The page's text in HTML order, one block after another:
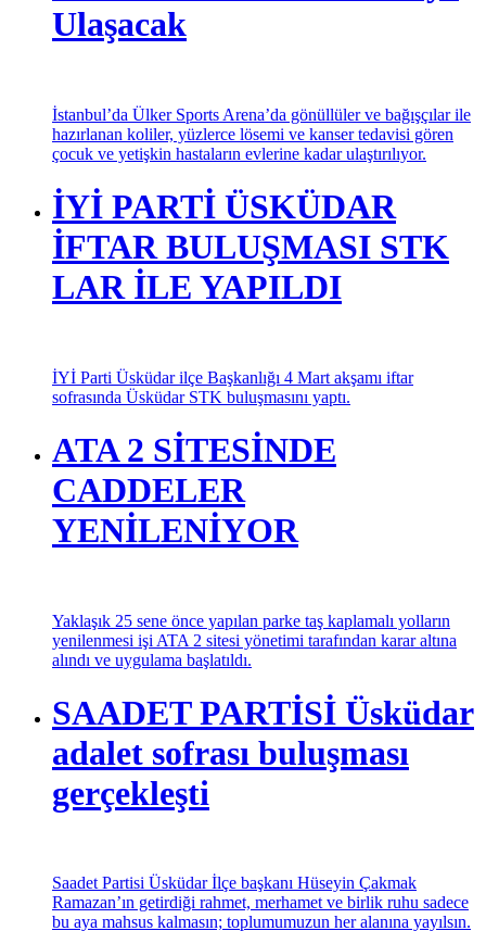
Hazırlanan Gıda Paketleri
Ulaşacak
İstanbul’da Ülker Sports Arena’da gönüllüler ve bağışçılar ile
hazırlanan koliler, yüzlerce lösemi ve kanser tedavisi gören
çocuk ve yetişkin hastaların evlerine kadar ulaştırılıyor.
İYİ PARTİ ÜSKÜDAR
LAR İLE YAPILDI
İYİ Parti Üsküdar ilçe Başkanlığı 4 Mart akşamı iftar
sofrasında Üsküdar STK buluşmasını yaptı.
CADDELER
YENİLENİYOR
Yaklaşık 25 sene önce yapılan parke taş kaplamalı yolların
yenilenmesi işi ATA 2 sitesi yönetimi tarafından karar altına
alındı ve uygulama başlatıldı.
adalet sofrası buluşması
gerçekleşti